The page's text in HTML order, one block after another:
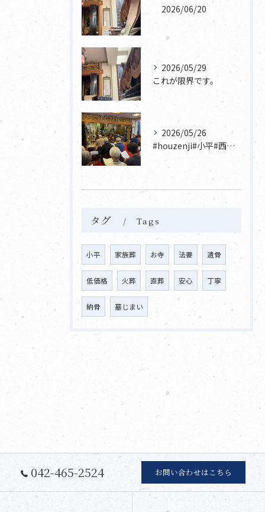
2026/06/20
2026/05/29
これが限界です。
2026/05/26
#houzenji#小平#西東京市#東村山#立川市国分寺市寺...
タグ Tags
小平 家族葬 お寺 法要 遺骨
低価格 火葬 直葬 安心 丁寧
納骨 墓じまい
042-465-2524 お問い合わせはこちら